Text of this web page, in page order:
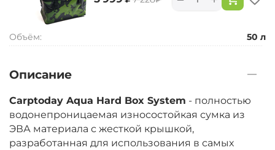
Объём: 50 л
Описание
Carptoday Aqua Hard Box System - полностью
водонепроницаемая износостойкая сумка из
ЭВА материала с жесткой крышкой,
разработанная для использования в самых